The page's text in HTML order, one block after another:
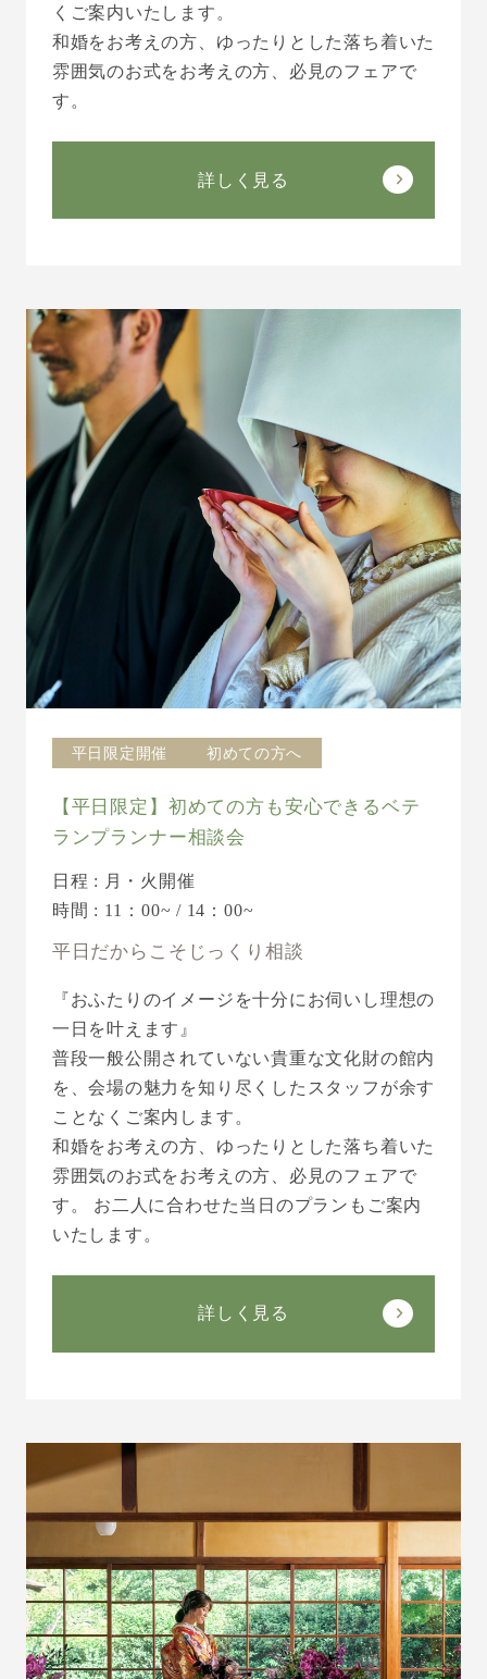
くご案内いたします。
和婚をお考えの方、ゆったりとした落ち着いた
雰囲気のお式をお考えの方、必見のフェアで
す。
詳しく見る
平日限定開催 初めての方へ
【平日限定】初めての方も安心できるベテ
ランプランナー相談会
日程 : 月・火開催
時間 : 11：00~ / 14：00~
平日だからこそじっくり相談
『おふたりのイメージを十分にお伺いし理想の
一日を叶えます』
普段一般公開されていない貴重な文化財の館内
を、会場の魅力を知り尽くしたスタッフが余す
ことなくご案内します。
和婚をお考えの方、ゆったりとした落ち着いた
雰囲気のお式をお考えの方、必見のフェアで
す。 お二人に合わせた当日のプランもご案内
いたします。
詳しく見る